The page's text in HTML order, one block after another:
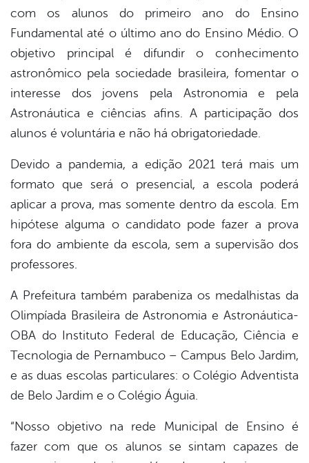
com os alunos do primeiro ano do Ensino
Fundamental até o último ano do Ensino Médio. O
objetivo principal é difundir o conhecimento
astronômico pela sociedade brasileira, fomentar o
interesse dos jovens pela Astronomia e pela
Astronáutica e ciências afins. A participação dos
alunos é voluntária e não há obrigatoriedade.
Devido a pandemia, a edição 2021 terá mais um
formato que será o presencial, a escola poderá
aplicar a prova, mas somente dentro da escola. Em
hipótese alguma o candidato pode fazer a prova
fora do ambiente da escola, sem a supervisão dos
professores.
A Prefeitura também parabeniza os medalhistas da
Olimpíada Brasileira de Astronomia e Astronáutica-
OBA do Instituto Federal de Educação, Ciência e
Tecnologia de Pernambuco – Campus Belo Jardim,
e as duas escolas particulares: o Colégio Adventista
de Belo Jardim e o Colégio Águia.
“Nosso objetivo na rede Municipal de Ensino é
fazer com que os alunos se sintam capazes de